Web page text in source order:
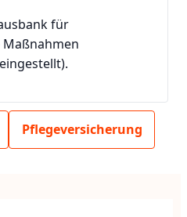
für
Pflegeversicherung